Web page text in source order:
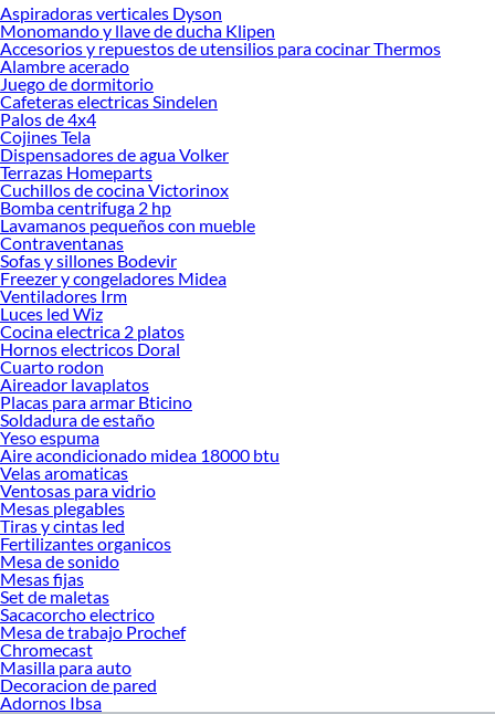
Desde remodelaciones hasta proyectos de decoración, estamos aquí para hacer
tus ideas realidad. ¡Visítanos y encuentra todo lo que tenemos para ofrecerte en
Techos y Aislantes!
Explora la variedad de productos de Techos y Aislantes en Sodimac
Herramientas, materiales y accesorios de calidad para tus proyectos y
renovación de espacios. ¡Visítanos y descubre todo lo que tenemos para
ofrecerte!
Encuentra una amplia variedad de productos de Techos y Aislantes en Sodimac.
Encuentra todo lo necesario para tus proyectos de renovación y decoración.
¡Visítanos y haz tus ideas realidad!
Aspiradoras verticales Dyson
Monomando y llave de ducha Klipen
Accesorios y repuestos de utensilios para cocinar Thermos
Alambre acerado
Juego de dormitorio
Cafeteras electricas Sindelen
Palos de 4x4
Cojines Tela
Dispensadores de agua Volker
Terrazas Homeparts
Cuchillos de cocina Victorinox
Bomba centrifuga 2 hp
Lavamanos pequeños con mueble
Contraventanas
Sofas y sillones Bodevir
Freezer y congeladores Midea
Ventiladores Irm
Luces led Wiz
Cocina electrica 2 platos
Hornos electricos Doral
Cuarto rodon
Aireador lavaplatos
Placas para armar Bticino
Soldadura de estaño
Yeso espuma
Aire acondicionado midea 18000 btu
Velas aromaticas
Ventosas para vidrio
Mesas plegables
Tiras y cintas led
Fertilizantes organicos
Mesa de sonido
Mesas fijas
Set de maletas
Sacacorcho electrico
Mesa de trabajo Prochef
Chromecast
Masilla para auto
Decoracion de pared
Adornos Ibsa